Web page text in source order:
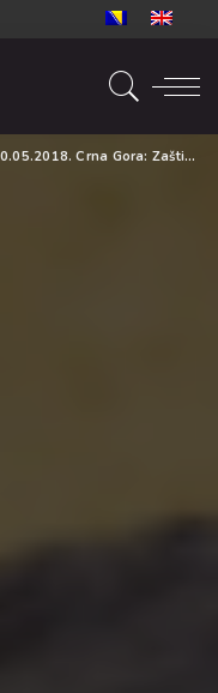
Crna Gora: Zaštitnik ljudskih prava i sloboda u Crnoj Gori o bolestima zavisnosti